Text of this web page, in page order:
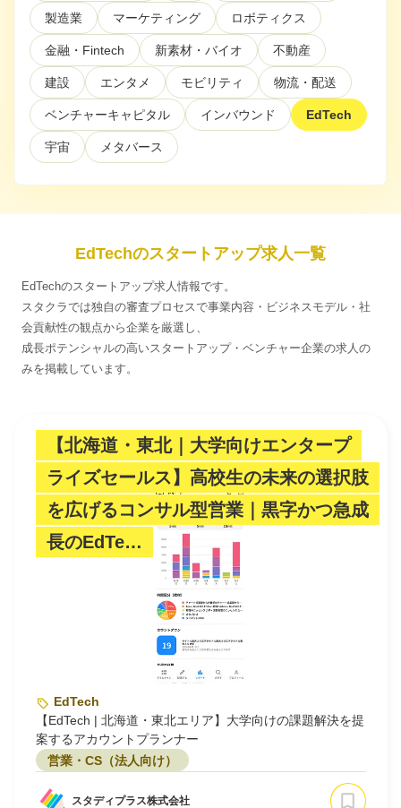
お問い合わせ
法人向け資料ダウンロード
/採用検討企業様へ
利用規約プライバシーポリシー採用情報 会社概要 採用検討企業様へ
パートナーの方へ
製造業 マーケティング ロボティクス
金融・Fintech 新素材・バイオ 不動産
建設 エンタメ モビリティ 物流・配送
ベンチャーキャピタル インバウンド EdTech
宇宙 メタバース
EdTechのスタートアップ求人一覧
EdTechのスタートアップ求人情報です。
スタクラでは独自の審査プロセスで事業内容・ビジネスモデル・社
会貢献性の観点から企業を厳選し、
成長ポテンシャルの高いスタートアップ・ベンチャー企業の求人の
みを掲載しています。
【北海道・東北｜大学向けエンタープ
ライズセールス】高校生の未来の選択肢
を広げるコンサル型営業｜黒字かつ急成
長のEdTe…
EdTech
【EdTech | 北海道・東北エリア】大学向けの課題解決を提
案するアカウントプランナー
営業・CS（法人向け）
スタディプラス株式会社